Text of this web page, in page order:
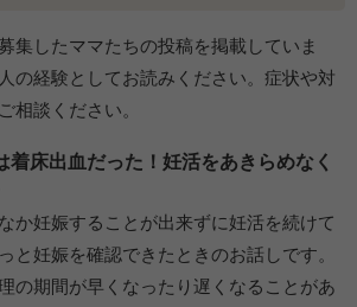
集したママたちの投稿を掲載していま
の経験としてお読みください。症状や対
相談ください。
着床出血だった！妊活をあきらめなく
か妊娠することが出来ずに妊活を続けて
と妊娠を確認できたときのお話しです。
の期間が早くなったり遅くなることがあ